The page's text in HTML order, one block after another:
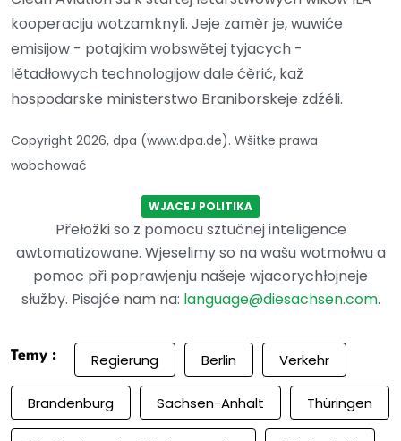
kooperaciju wotzamknyli. Jeje zaměr je, wuwiće
emisijow - potajkim wobswětej tyjacych -
lětadłowych technologijow dale ćěrić, kaž
hospodarske ministerstwo Braniborskeje zdźěli.
Copyright 2026, dpa (www.dpa.de). Wšitke prawa
wobchować
WJACEJ POLITIKA
Přełožki so z pomocu sztučnej inteligence
awtomatizowane. Wjeselimy so na wašu wotmołwu a
pomoc při poprawjenju našeje wjacorychłojneje
słužby. Pisajće nam na: language@diesachsen.com.
Temy : Regierung Berlin Verkehr
Brandenburg Sachsen-Anhalt Thüringen